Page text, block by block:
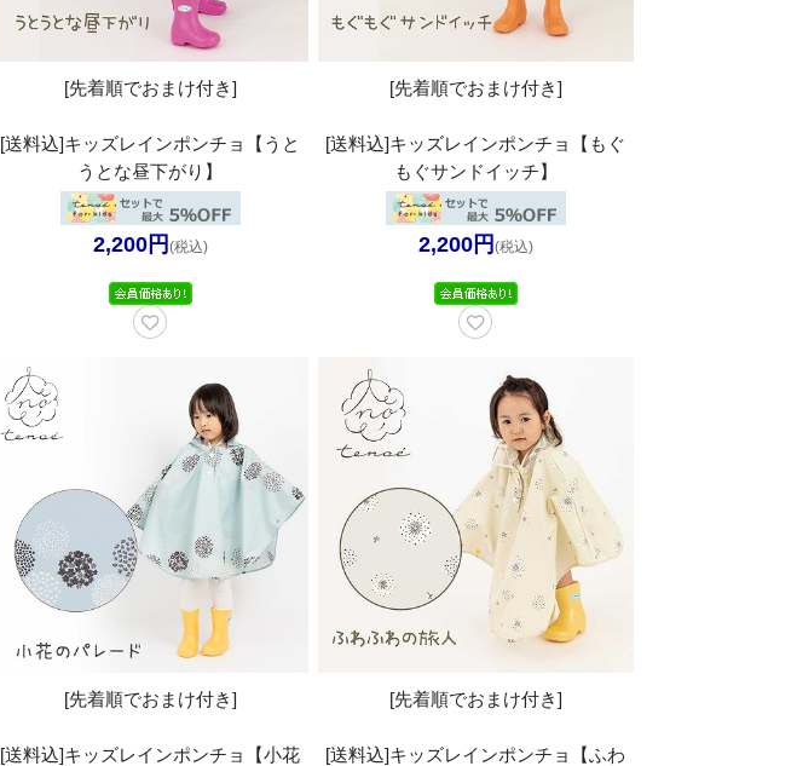
[先着順でおまけ付き]
[送料込]キッズレインポンチョ【うと
うとな昼下がり】
2,200円 (税込)
[先着順でおまけ付き]
[送料込]キッズレインポンチョ【もぐ
もぐサンドイッチ】
2,200円 (税込)
[先着順でおまけ付き]
[送料込]キッズレインポンチョ【小花
[先着順でおまけ付き]
[送料込]キッズレインポンチョ【ふわ